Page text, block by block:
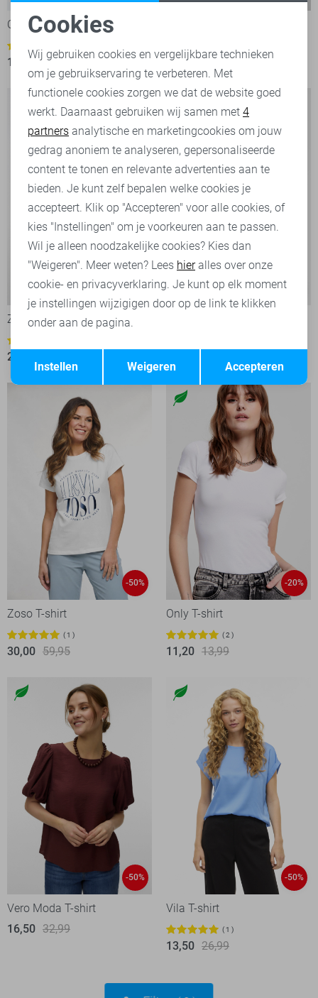
Only T-shirt
13,60 16,99 13,60 16,99
-60%
Zoso T-shirt
24,00
-20%
-50%
Zoso T-shirt
1
30,00 59,95
-20%
Only T-shirt
2
11,20 13,99
-50%
Vero Moda T-shirt
16,50 32,99
-50%
Vila T-shirt
1
13,50 26,99
Noodzakelijke cookies
Personalisatie cookies
Analytische cookies
Marketing cookies
Terug Opslaan
Cookies
Wij gebruiken cookies en vergelijkbare technieken
om je gebruikservaring te verbeteren. Met
functionele cookies zorgen we dat de website goed
werkt. Daarnaast gebruiken wij samen met 4
partners analytische en marketingcookies om jouw
gedrag anoniem te analyseren, gepersonaliseerde
content te tonen en relevante advertenties aan te
bieden. Je kunt zelf bepalen welke cookies je
accepteert. Klik op "Accepteren" voor alle cookies, of
kies "Instellingen" om je voorkeuren aan te passen.
Wil je alleen noodzakelijke cookies? Kies dan
"Weigeren". Meer weten? Lees hieralles over onze
cookie- en privacyverklaring. Je kunt op elk moment
je instellingen wijzigigen door op de link te klikken
onder aan de pagina.
Accepteren
Weigeren
Instellen